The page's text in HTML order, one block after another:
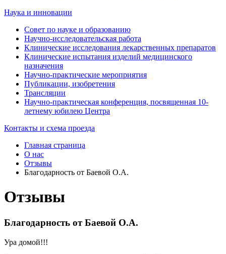
Наука и инновации
Совет по науке и образованию
Научно-исследовательская работа
Клинические исследования лекарственных препаратов
Клинические испытания изделий медицинского
назначения
Научно-практические мероприятия
Публикации, изобретения
Трансляции
Научно-практическая конференция, посвященная 10-
летнему юбилею Центра
Контакты и схема проезда
Главная страница
О нас
Отзывы
Благодарность от Баевой О.А.
Отзывы
Благодарность от Баевой О.А.
Ура домой!!!